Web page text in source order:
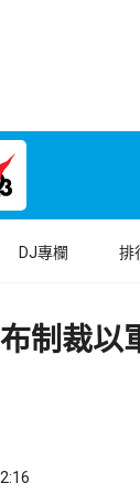
DJ專欄 排
制裁